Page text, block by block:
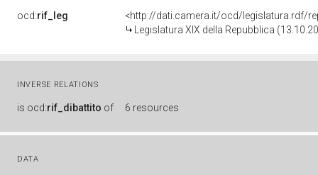
ocd:rif_leg
<http://dati.camera.it/ocd/legislatura.rdf/
Legislatura XIX della Repubblica
INVERSE RELATIONS
is ocd:rif_dibattito of 6 resources
DATA